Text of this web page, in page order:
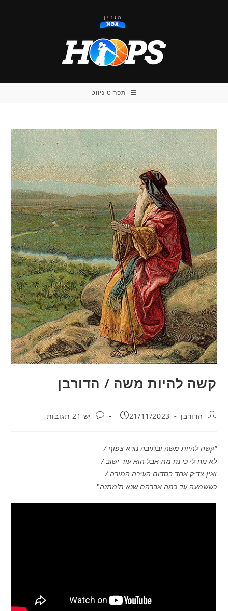
תפריט ניווט
קשה להיות משה / הדורבן
מחבר:הדורבן פורסם:
21/11/2023 תגובות:
יש 21 תגובות
"קשה להיות משה ובתיבה נורא צפוף /
לא נוח לי כי נח מת אבל הוא עוד ישוב /
ואין צדיק אחד בסדום העירה המורה /
כששמעה עד כמה אברהם שנא ת'מתנה"